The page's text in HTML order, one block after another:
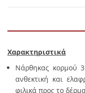
Χαρακτηριστικά
Νάρθηκας κορμού
ανθεκτική και
φιλικά προς το